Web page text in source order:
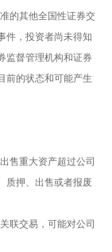
的其他全国性证券交
件，投资者尚未得知
监督管理机构和证券
前的状态和可能产生
售重大资产超过公司
质押、出售或者报废
联交易，可能对公司